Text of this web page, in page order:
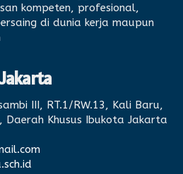
kompeten, profesional,
di dunia kerja maupun
III, RT.1/RW.13, Kali Baru,
Daerah Khusus Ibukota Jakarta